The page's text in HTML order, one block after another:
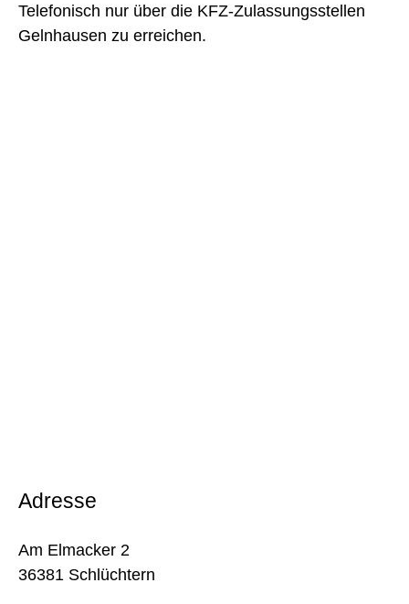
Telefonisch nur über die KFZ-Zulassungsstellen
Gelnhausen zu erreichen.
Adresse
Am Elmacker 2
36381 Schlüchtern